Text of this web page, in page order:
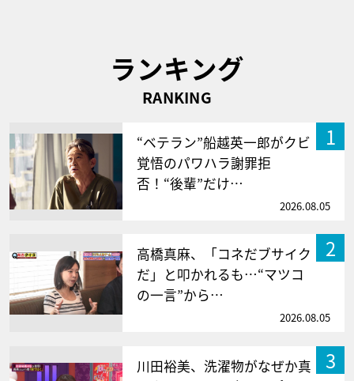
ランキング
RANKING
1
“ベテラン”船越英一郎がクビ
覚悟のパワハラ謝罪拒
否！“後輩”だけ…
2026.08.05
2
高橋真麻、「コネだブサイク
だ」と叩かれるも…“マツコ
の一言”から…
2026.08.05
3
川田裕美、洗濯物がなぜか真